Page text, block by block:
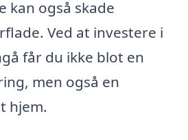
kan også skade
Ved at investere i
får du ikke blot en
men også en
hjem.